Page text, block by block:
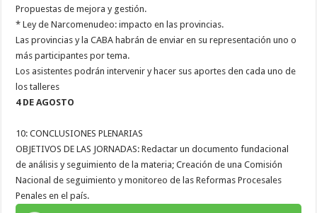
Propuestas de mejora y gestión.
* Ley de Narcomenudeo: impacto en las provincias.
Las provincias y la CABA habrán de enviar en su representación uno o
más participantes por tema.
Los asistentes podrán intervenir y hacer sus aportes den cada uno de
los talleres
4 DE AGOSTO
10: CONCLUSIONES PLENARIAS
OBJETIVOS DE LAS JORNADAS: Redactar un documento fundacional
de análisis y seguimiento de la materia; Creación de una Comisión
Nacional de seguimiento y monitoreo de las Reformas Procesales
Penales en el país.